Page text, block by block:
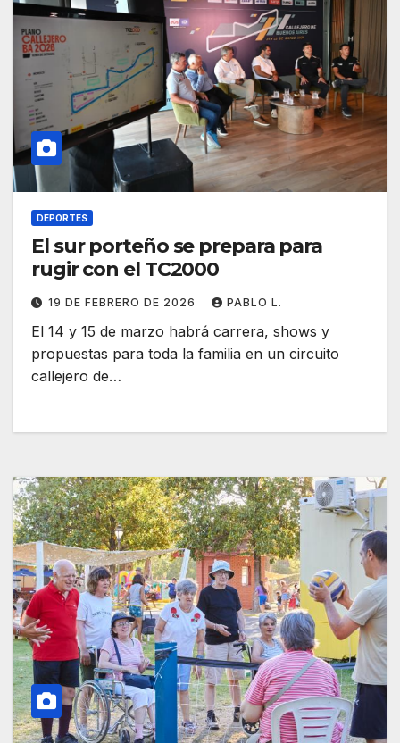
DEPORTES
El sur porteño se prepara para
rugir con el TC2000
19 DE FEBRERO DE 2026 PABLO L.
El 14 y 15 de marzo habrá carrera, shows y
propuestas para toda la familia en un circuito
callejero de…